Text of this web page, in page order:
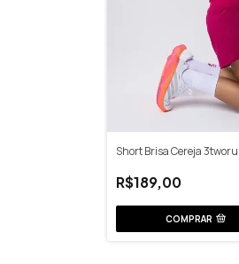
Short Brisa Cereja
R$189,00
COMPRAR